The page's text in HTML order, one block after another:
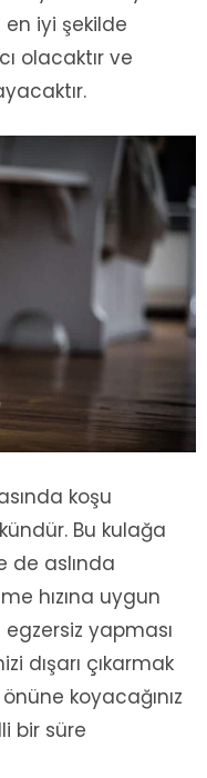
iyi şekilde
olacaktır ve
koşu
Bu kulağa
de aslında
hızına uygun
yapması
dışarı çıkarmak
koyacağınız
bir süre